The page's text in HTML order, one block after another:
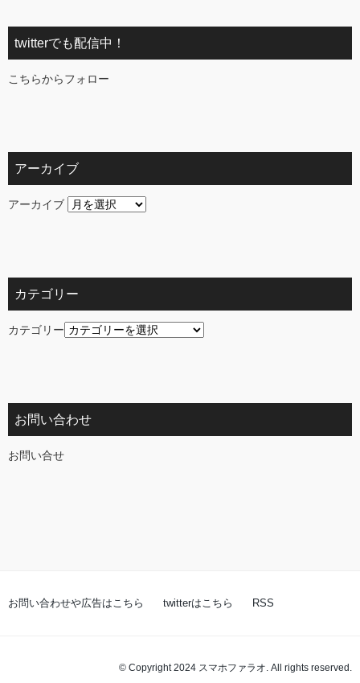
twitterでも配信中！
こちらからフォロー
アーカイブ
アーカイブ
カテゴリー
カテゴリー
お問い合わせ
お問い合せ
お問い合わせや広告はこちら twitterはこちら RSS
© Copyright 2024 スマホファラオ. All rights reserved.